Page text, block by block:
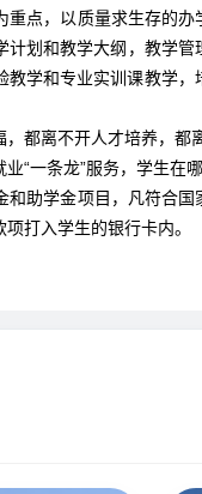
重点，以质量求生存的
划和教学大纲，教学
学和专业实训课教学
都离不开人才培养，都
“一条龙”服务，学生
和助学金项目，凡符合
打入学生的银行卡内。